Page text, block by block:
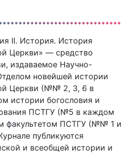
II. История. История
Церкви» — средство
издаваемое Научно-
новейшей истории
Церкви (№№ 2, 3, 6 в
истории богословия и
ПСТГУ (№5 в каждом
факультетом ПСТГУ (№№ 1 и
публикуются
и всеобщей истории и